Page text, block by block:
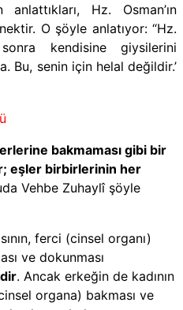
Hz. Osman’ın
O şöyle anlatıyor: “Hz.
kendisine giysilerini
Bu, senin için helal değildir.’
bakmaması gibi bir
eşler birbirlerinin her
Vehbe Zuhaylî şöyle
ferci (cinsel organı)
ve dokunması
. Ancak erkeğin de kadının
organa) bakması ve